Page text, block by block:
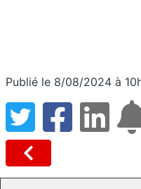
Publié le 8/08/2024 à